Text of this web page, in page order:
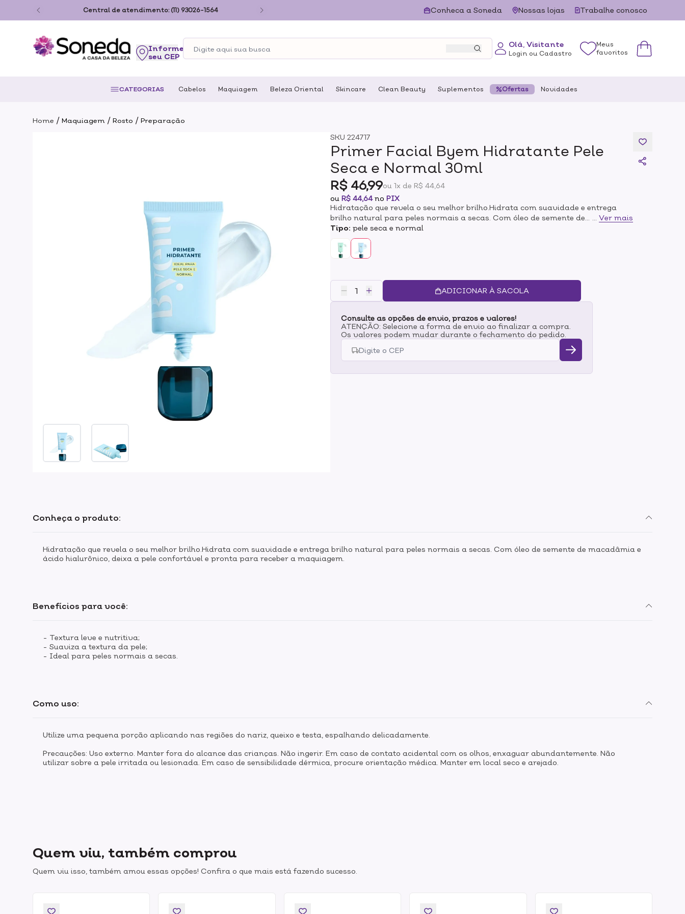
Central de atendimento: (11) 93026-1564 Conheca a Soneda Nossas lojas Trabalhe conosco
seu CEP
Olá, Visitante
Login ou Cadastro
Meus
favoritos
CATEGORIAS Cabelos Maquiagem Beleza Oriental Skincare Clean Beauty Suplementos Ofertas Novidades
Home / Maquiagem / Rosto / Preparação
SKU224717
Primer Facial Byem Hidratante Pele
Seca e Normal 30ml
R$ 46,99ou 1x de R$ 44,64
ouR$ 44,64noPIX
Hidratação que revela o seu melhor brilho.Hidrata com suavidade e entrega
brilho natural para peles normais a secas. Com óleo de semente de
macadâmia e ácido hialurônico, deixa a pele confortável e pronta para receber
a maquiagem.
Ver mais
Tipo:pele seca e normal
ADICIONAR À SACOLA
Consulte as opções de envio, prazos e valores!
ATENÇÃO: Selecione a forma de envio ao finalizar a compra.
Os valores podem mudar durante o fechamento do pedido.
Benefícios para você:
- Textura leve e nutritiva;
- Suaviza a textura da pele;
- Ideal para peles normais a secas.
Como uso:
Utilize uma pequena porção aplicando nas regiões do nariz, queixo e testa, espalhando delicadamente.
Precauções: Uso externo. Manter fora do alcance das crianças. Não ingerir. Em caso de contato acidental com os olhos, enxaguar abundantemente. Não
utilizar sobre a pele irritada ou lesionada. Em caso de sensibilidade dérmica, procure orientação médica. Manter em local seco e arejado.
Conheça o produto:
Hidratação que revela o seu melhor brilho.Hidrata com suavidade e entrega brilho natural para peles normais a secas. Com óleo de semente de macadâmia e
ácido hialurônico, deixa a pele confortável e pronta para receber a maquiagem.
Quem viu, também comprou
Quem viu isso, também amou essas opções! Confira o que mais está fazendo sucesso.